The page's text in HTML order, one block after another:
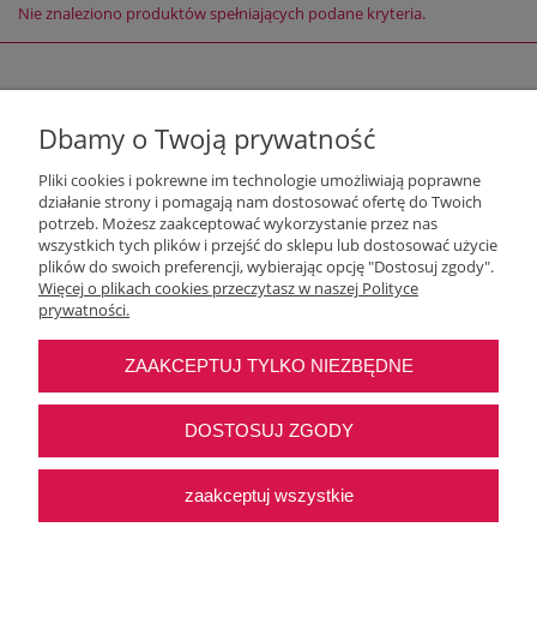
Nie znaleziono produktów spełniających podane kryteria.
Moje konto
Najczęstsze pytania
Pomoc
Dbamy o Twoją prywatność
Pliki cookies i pokrewne im technologie umożliwiają poprawne
działanie strony i pomagają nam dostosować ofertę do Twoich
potrzeb. Możesz zaakceptować wykorzystanie przez nas
wszystkich tych plików i przejść do sklepu lub dostosować użycie
plików do swoich preferencji, wybierając opcję "Dostosuj zgody".
Więcej o plikach cookies przeczytasz w naszej Polityce
prywatności.
ZAAKCEPTUJ TYLKO NIEZBĘDNE
DOSTOSUJ ZGODY
zaakceptuj wszystkie